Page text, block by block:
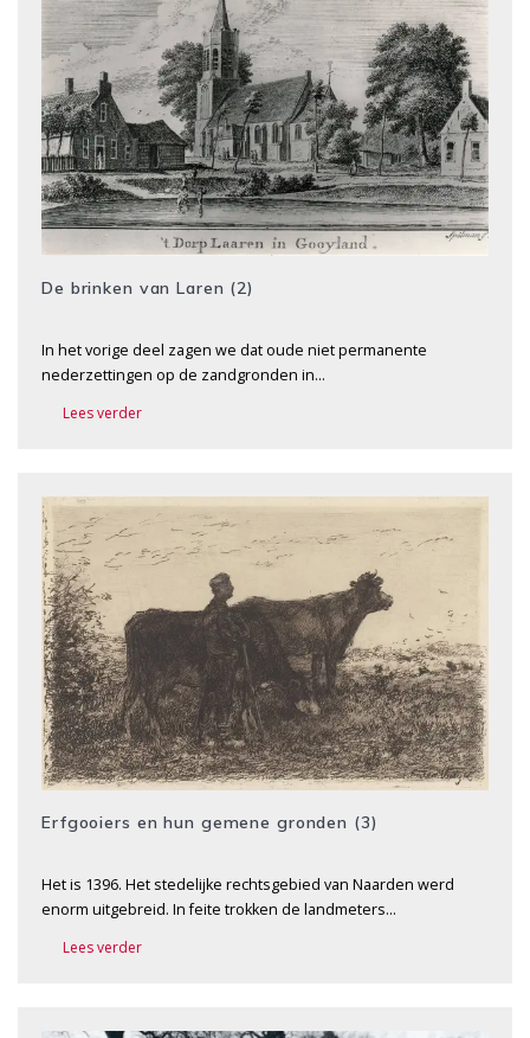
De brinken van Laren (2)
In het vorige deel zagen we dat oude niet permanente
nederzettingen op de zandgronden in…
Lees verder
Erfgooiers en hun gemene gronden (3)
Het is 1396. Het stedelijke rechtsgebied van Naarden werd
enorm uitgebreid. In feite trokken de landmeters…
Lees verder